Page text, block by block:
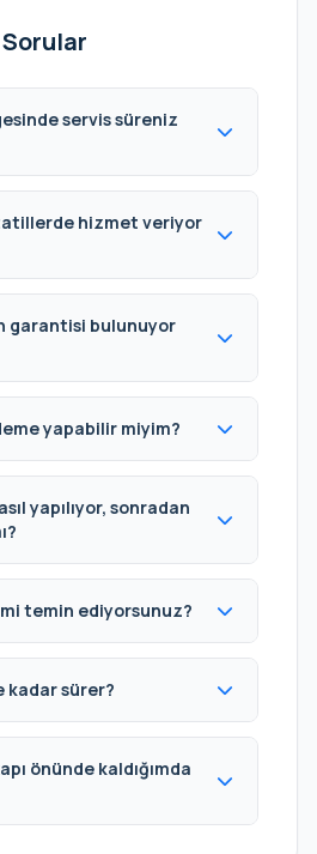
servis süreniz
hizmet veriyor
garantisi bulunuyor
yapabilir miyim?
yapılıyor, sonradan
temin ediyorsunuz?
kadar sürer?
önünde kaldığımda